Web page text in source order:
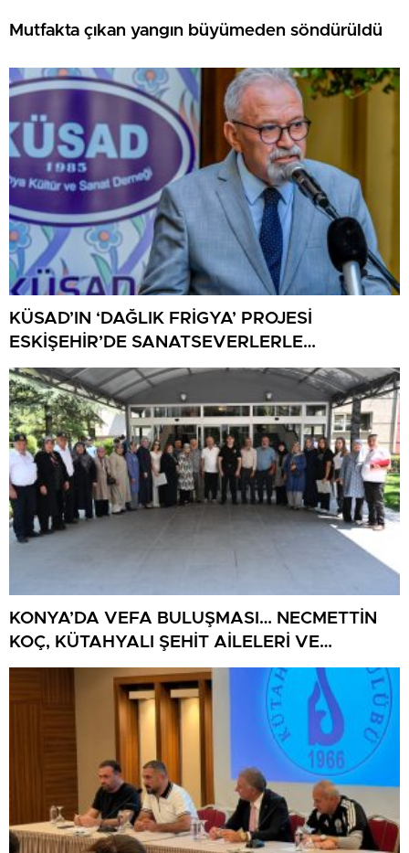
Mutfakta çıkan yangın büyümeden söndürüldü
KÜSAD’IN ‘DAĞLIK FRİGYA’ PROJESİ
ESKİŞEHİR’DE SANATSEVERLERLE
BULUŞUYOR
KONYA’DA VEFA BULUŞMASI… NECMETTİN
KOÇ, KÜTAHYALI ŞEHİT AİLELERİ VE
GAZİLERİ AĞIRLADI